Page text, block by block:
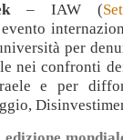
– IAW (
per
nei confronti
e per